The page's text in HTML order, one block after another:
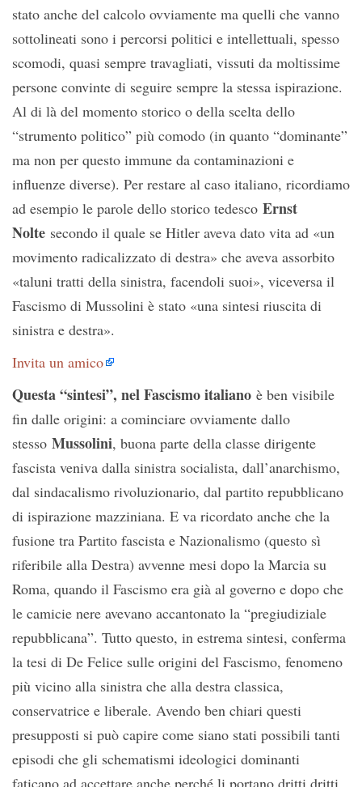
stato anche del calcolo ovviamente ma quelli che vanno
sottolineati sono i percorsi politici e intellettuali, spesso
scomodi, quasi sempre travagliati, vissuti da moltissime
persone convinte di seguire sempre la stessa ispirazione.
Al di là del momento storico o della scelta dello
“strumento politico” più comodo (in quanto “dominante”
ma non per questo immune da contaminazioni e
influenze diverse). Per restare al caso italiano, ricordiamo
ad esempio le parole dello storico tedesco Ernst
Nolte secondo il quale se Hitler aveva dato vita ad «un
movimento radicalizzato di destra» che aveva assorbito
«taluni tratti della sinistra, facendoli suoi», viceversa il
Fascismo di Mussolini è stato «una sintesi riuscita di
sinistra e destra».
Invita un amico
Questa “sintesi”, nel Fascismo italiano è ben visibile
fin dalle origini: a cominciare ovviamente dallo
stesso Mussolini, buona parte della classe dirigente
fascista veniva dalla sinistra socialista, dall’anarchismo,
dal sindacalismo rivoluzionario, dal partito repubblicano
di ispirazione mazziniana. E va ricordato anche che la
fusione tra Partito fascista e Nazionalismo (questo sì
riferibile alla Destra) avvenne mesi dopo la Marcia su
Roma, quando il Fascismo era già al governo e dopo che
le camicie nere avevano accantonato la “pregiudiziale
repubblicana”. Tutto questo, in estrema sintesi, conferma
la tesi di De Felice sulle origini del Fascismo, fenomeno
più vicino alla sinistra che alla destra classica,
conservatrice e liberale. Avendo ben chiari questi
presupposti si può capire come siano stati possibili tanti
episodi che gli schematismi ideologici dominanti
faticano ad accettare anche perché li portano dritti dritti